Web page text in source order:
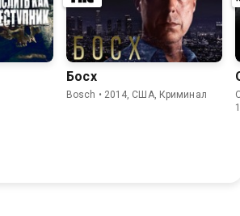
Босх
Bosch • 2014, США, Криминал